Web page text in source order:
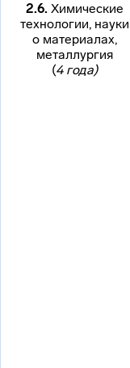
2.6. Химические
технологии, науки
о материалах,
металлургия
(4 года)